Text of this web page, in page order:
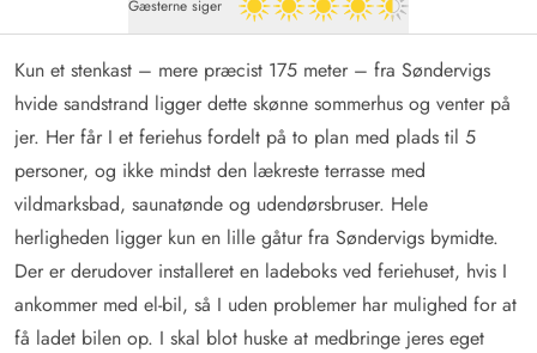
Gæsterne siger 4.5 ud af 5
Kun et stenkast – mere præcist 175 meter – fra Søndervigs
hvide sandstrand ligger dette skønne sommerhus og venter på
jer. Her får I et feriehus fordelt på to plan med plads til 5
personer, og ikke mindst den lækreste terrasse med
vildmarksbad, saunatønde og udendørsbruser. Hele
herligheden ligger kun en lille gåtur fra Søndervigs bymidte.
Der er derudover installeret en ladeboks ved feriehuset, hvis I
ankommer med el-bil, så I uden problemer har mulighed for at
få ladet bilen op. I skal blot huske at medbringe jeres eget